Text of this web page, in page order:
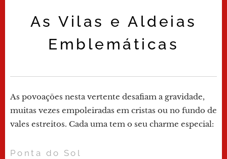
As Vilas e Aldeias
Emblemáticas
As povoações nesta vertente desafiam a gravidade,
muitas vezes empoleiradas em cristas ou no fundo de
vales estreitos. Cada uma tem o seu charme especial:
Ponta do Sol